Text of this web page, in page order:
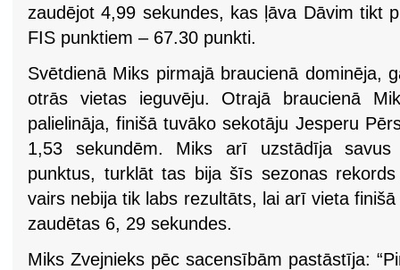
zaudējot 4,99 sekundes, kas ļāva Dāvim tikt
FIS punktiem – 67.30 punkti.
Svētdienā Miks pirmajā braucienā dominēja,
otrās vietas ieguvēju. Otrajā braucienā
palielināja, finišā tuvāko sekotāju Jesperu
1,53 sekundēm. Miks arī uzstādīja
punktus, turklāt tas bija šīs sezonas
vairs nebija tik labs rezultāts, lai arī vieta
zaudētas 6, 29 sekundes.
Miks Zvejnieks pēc sacensībām pastāstīja: